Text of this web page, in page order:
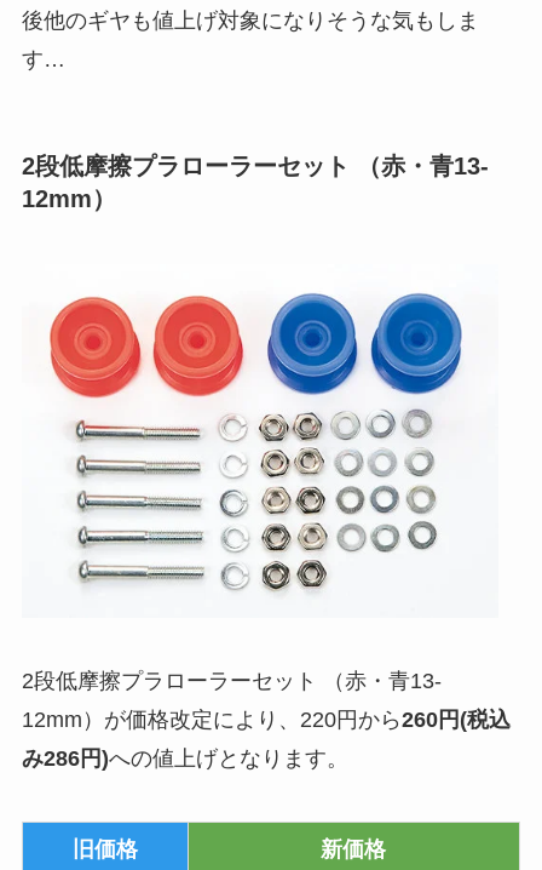
後他のギヤも値上げ対象になりそうな気もしま
す…
2段低摩擦プラローラーセット （赤・青13-
12mm）
2段低摩擦プラローラーセット （赤・青13-
12mm）が価格改定により、220円から260円(税込
み286円)への値上げとなります。
旧価格 新価格